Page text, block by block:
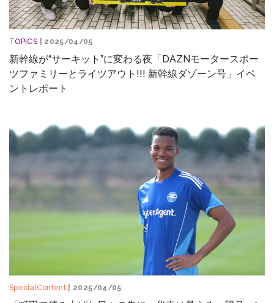
TOPICS | 2025/04/05
新幹線が“サーキット”に変わる夜「DAZNモータースポー
ツファミリーとライツアウト!!! 新幹線ダゾーン号」イベ
ントレポート
SpecialContent | 2025/04/05